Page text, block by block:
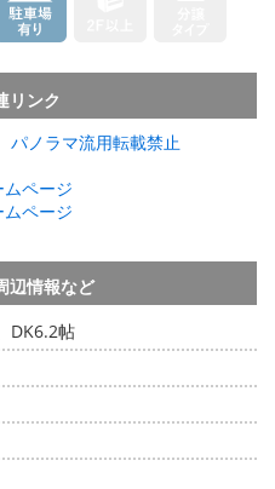
リンク
パノラマ流用転載禁止
ページ
ページ
辺情報など
DK6.2帖